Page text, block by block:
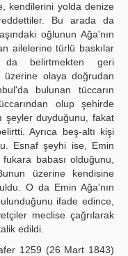
kendilerini yolda denize
Bu arada da
oğlunun Ağa'nın
ailelerine türlü baskılar
da belirtmekten geri
üzerine olaya doğrudan
bulunan tüccarın
olup şehirde
şeyler duyduğunu, fakat
Ayrıca beş-altı kişi
Esnaf şeyhi ise, Emin
babası olduğunu,
üzerine kendisine
O da Emin Ağa'nın
ifade edince,
meclise çağrılarak
edildi.
1259 (26 Mart 1843)